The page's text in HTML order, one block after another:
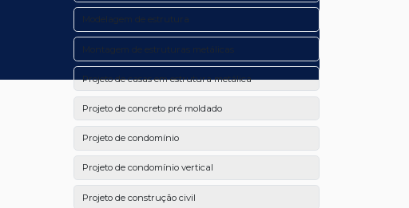
Modelagem de estrutura
Montagem de estruturas metálicas
Projeto de casas em estrutura metálica
Projeto de concreto pré moldado
Projeto de condomínio
Projeto de condomínio vertical
Projeto de construção civil